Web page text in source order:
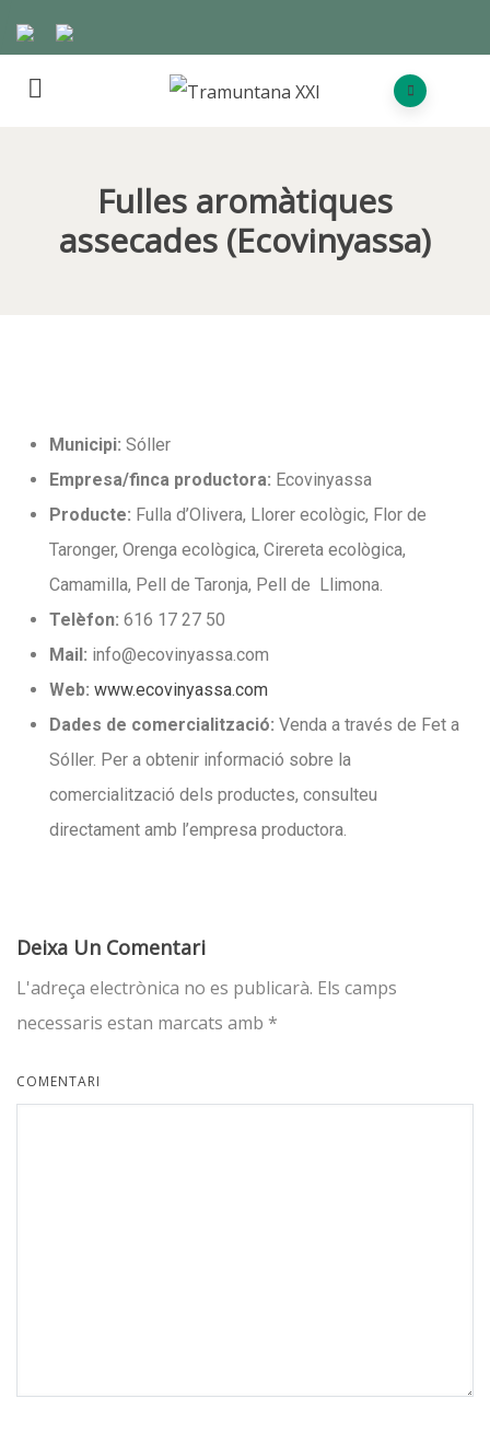
Fulles aromàtiques
assecades (Ecovinyassa)
Municipi: Sóller
Empresa/finca productora: Ecovinyassa
Producte: Fulla d’Olivera, Llorer ecològic, Flor de
Taronger, Orenga ecològica, Cirereta ecològica,
Camamilla, Pell de Taronja, Pell de Llimona.
Telèfon: 616 17 27 50
Mail: info@ecovinyassa.com
Web: www.ecovinyassa.com
Dades de comercialització: Venda a través de Fet a
Sóller. Per a obtenir informació sobre la
comercialització dels productes, consulteu
directament amb l’empresa productora.
Deixa Un Comentari
L'adreça electrònica no es publicarà. Els camps
necessaris estan marcats amb *
COMENTARI